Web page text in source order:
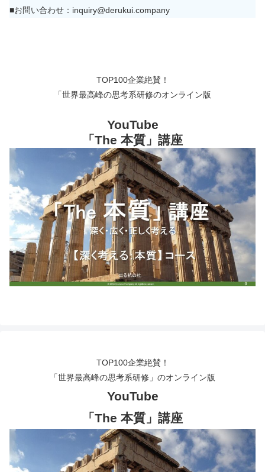
■お問い合わせ：inquiry@derukui.company
TOP100企業絶賛！
「世界最高峰の思考系研修のオンライン版
YouTube
「The 本質」講座
TOP100企業絶賛！
「世界最高峰の思考系研修」のオンライン版
YouTube
「The 本質」講座